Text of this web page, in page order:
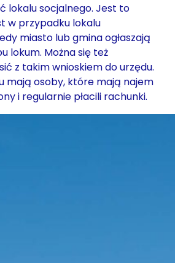
lokalu socjalnego. Jest to
w przypadku lokalu
miasto lub gmina ogłaszają
lokum. Można się też
z takim wnioskiem do urzędu.
mają osoby, które mają najem
i regularnie płacili rachunki.